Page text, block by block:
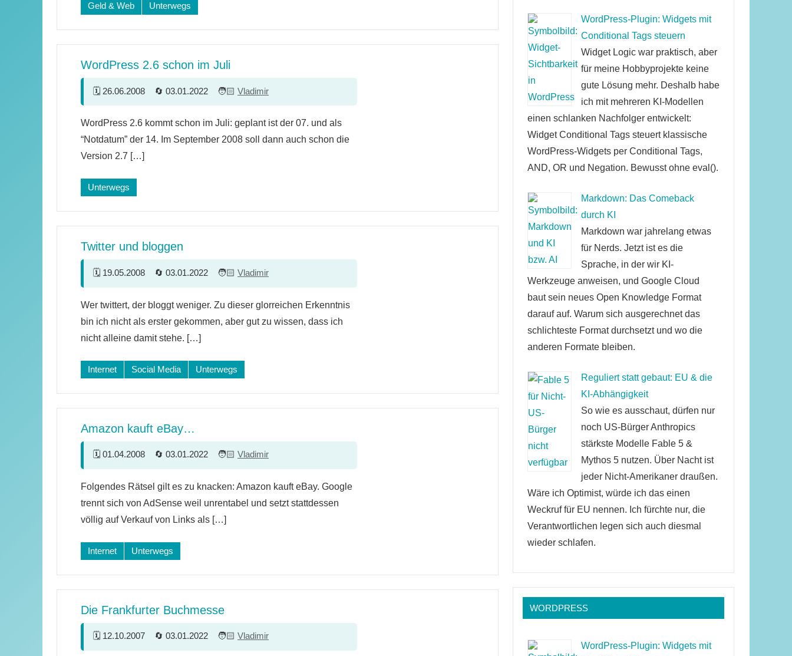
Geld & Web Unterwegs
WordPress 2.6 schon im Juli
26.06.2008 03.01.2022 Vladimir
Kommentare
WordPress 2.6 kommt schon im Juli: geplant ist der 07. und als
“Notdatum” der 14. Im September 2008 soll dann auch schon die
Version 2.7 […]
Unterwegs
Twitter und bloggen
19.05.2008 03.01.2022 Vladimir
Kommentare
Wer twittert, der bloggt weniger. Zu dieser glorreichen Erkenntnis
bin ich nicht als erster gekommen, aber gut zu wissen, dass ich
nicht alleine damit stehe. […]
Internet Social Media Unterwegs
Amazon kauft eBay…
01.04.2008 03.01.2022 Vladimir
Kommentare
Folgendes Rätsel gilt es zu knacken: Amazon kauft eBay. Google
trennt sich von AdSense weil unrentabel und setzt stattdessen
völlig auf Verkauf von Links als […]
Internet Unterwegs
Die Frankfurter Buchmesse
12.10.2007 03.01.2022 Vladimir
WordPress-Plugin: Widgets mit
Conditional Tags steuern
Widget Logic war praktisch, aber
für meine Hobbyprojekte keine
gute Lösung mehr. Deshalb habe
ich mit mehreren KI-Modellen
einen schlanken Nachfolger entwickelt:
Widget Conditional Tags steuert klassische
WordPress-Widgets per Conditional Tags,
AND, OR und Negation. Bewusst ohne eval().
Markdown: Das Comeback
durch KI
Markdown war jahrelang etwas
für Nerds. Jetzt ist es die
Sprache, in der wir KI-
Werkzeuge anweisen, und Google Cloud
baut sein neues Open Knowledge Format
darauf auf. Warum sich ausgerechnet das
schlichteste Format durchsetzt und wo die
anderen Formate bleiben.
Reguliert statt gebaut: EU & die
KI-Abhängigkeit
So wie es ausschaut, dürfen nur
noch US-Bürger Anthropics
stärkste Modelle Fable 5 &
Mythos 5 nutzen. Über Nacht ist
jeder Nicht-Amerikaner draußen.
Wäre ich Optimist, würde ich das einen
Weckruf für EU nennen. Ich fürchte nur, die
Verantwortlichen legen sich auch diesmal
wieder schlafen.
WORDPRESS
WordPress-Plugin: Widgets mit